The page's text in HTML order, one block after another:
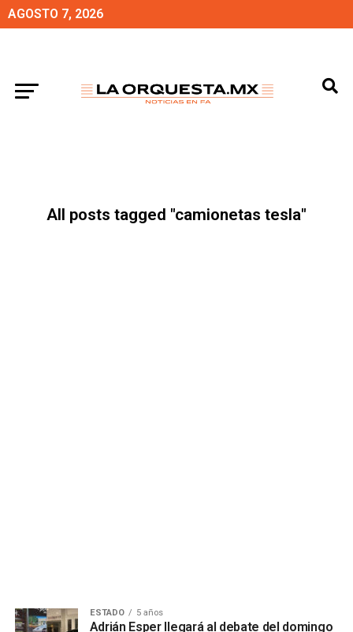
AGOSTO 7, 2026
All posts tagged "camionetas tesla"
ESTADO 5 años
Adrián Esper llegará al debate del domingo